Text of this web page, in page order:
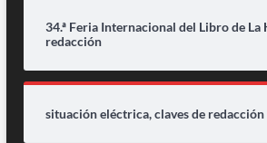
34.ª Feria Internacional del Libro de La
redacción
situación eléctrica, claves de redacción